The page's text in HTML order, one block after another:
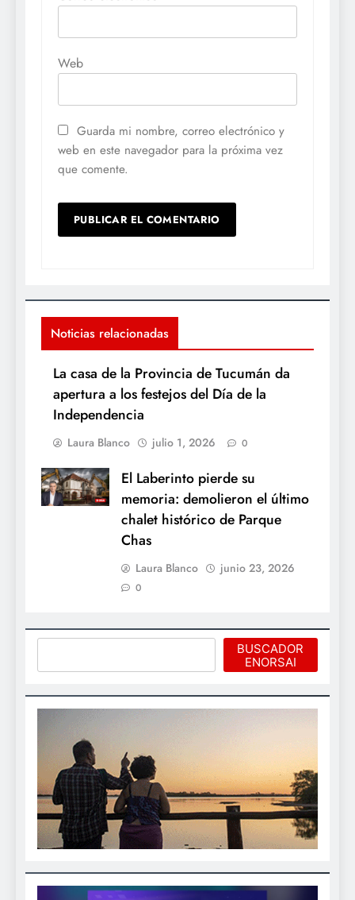
Web
Guarda mi nombre, correo electrónico y
web en este navegador para la próxima vez
que comente.
Noticias relacionadas
La casa de la Provincia de Tucumán da
apertura a los festejos del Día de la
Independencia
Laura Blanco julio 1, 2026 0
El Laberinto pierde su
memoria: demolieron el último
chalet histórico de Parque
Chas
Laura Blanco junio 23, 2026
0
BUSCADOR
ENORSAI